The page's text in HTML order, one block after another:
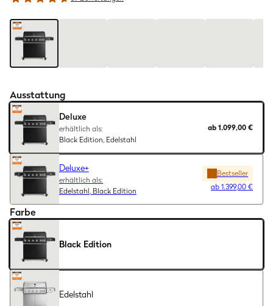
Bild
Ausstattung
Deluxe
erhältlich als:
Black Edition, Edelstahl
ab1.099,00 €
Deluxe+
erhältlich als:
Edelstahl, Black Edition
Bestseller
ab1.399,00 €
Farbe
Black Edition
Edelstahl